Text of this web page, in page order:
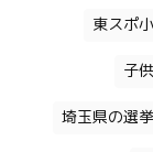
東スポ
子
埼玉県の選